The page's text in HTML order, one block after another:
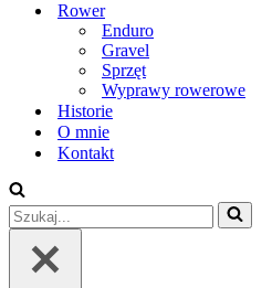
Rower
Enduro
Gravel
Sprzęt
Wyprawy rowerowe
Historie
O mnie
Kontakt
Szukaj...